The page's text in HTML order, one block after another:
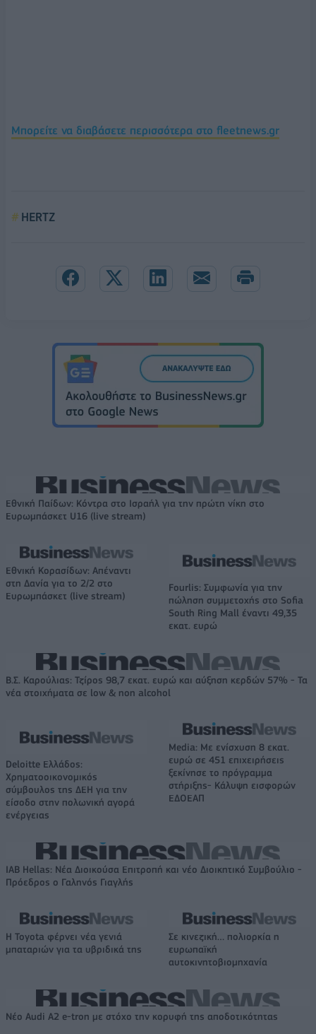
Μπορείτε να διαβάσετε περισσότερα στο fleetnews.gr
HERTZ
Εθνική Παίδων: Κόντρα στο Ισραήλ για την πρώτη νίκη στο
Ευρωμπάσκετ U16 (live stream)
Εθνική Κορασίδων: Απέναντι
στη Δανία για το 2/2 στο
Ευρωμπάσκετ (live stream)
Fourlis: Συμφωνία για την
πώληση συμμετοχής στο Sofia
South Ring Mall έναντι 49,35
εκατ. ευρώ
Β.Σ. Καρούλιας: Τζίρος 98,7 εκατ. ευρώ και αύξηση κερδών 57% - Τα
νέα στοιχήματα σε low & non alcohol
Deloitte Ελλάδος:
Χρηματοοικονομικός
σύμβουλος της ΔΕΗ για την
είσοδο στην πολωνική αγορά
ενέργειας
Media: Με ενίσχυση 8 εκατ.
ευρώ σε 451 επιχειρήσεις
ξεκίνησε το πρόγραμμα
στήριξης- Κάλυψη εισφορών
ΕΔΟΕΑΠ
IAB Hellas: Νέα Διοικούσα Επιτροπή και νέο Διοικητικό Συμβούλιο -
Πρόεδρος ο Γαληνός Γιαγλής
Η Toyota φέρνει νέα γενιά
μπαταριών για τα υβριδικά της
Σε κινεζική… πολιορκία η
ευρωπαϊκή
αυτοκινητοβιομηχανία
Νέο Audi A2 e-tron με στόχο την κορυφή της αποδοτικότητας